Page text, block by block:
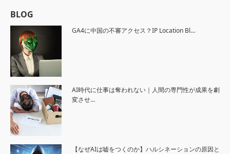
BLOG
GA4に中国の不審アクセス？IP Location Bl…
AI時代に仕事は奪われない｜人間の専門性が成果を劇
変させ…
【なぜAIは嘘をつくのか】ハルシネーションの原因と